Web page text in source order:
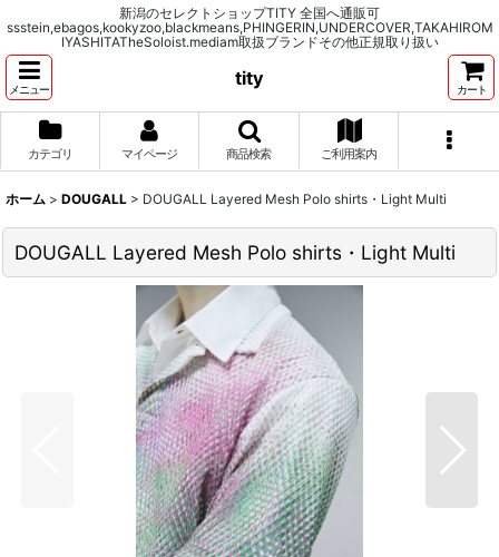
新潟のセレクトショップTITY 全国へ通販可
ssstein,ebagos,kookyzoo,blackmeans,PHINGERIN,UNDERCOVER,TAKAHIROM
IYASHITATheSoloist.mediam取扱ブランドその他正規取り扱い
メニュー
tity
カート
カテゴリ マイページ 商品検索 ご利用案内
ホーム > DOUGALL > DOUGALL Layered Mesh Polo shirts・Light Multi
DOUGALL Layered Mesh Polo shirts・Light Multi